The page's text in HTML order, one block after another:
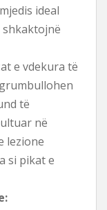
ideal
shkaktojnë
e vdekura të
të
në
lezione
si pikat e